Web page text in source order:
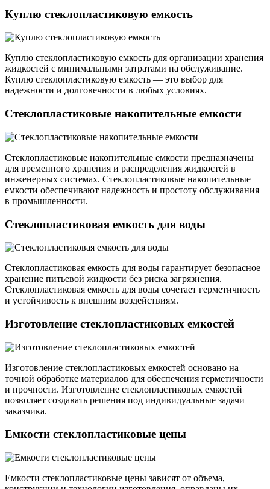
Куплю стеклопластиковую емкость
Куплю стеклопластиковую емкость для организации хранения
жидкостей с минимальными затратами на обслуживание.
Куплю стеклопластиковую емкость — это выбор для
надежности и долговечности в любых условиях.
Стеклопластиковые накопительные емкости
Стеклопластиковые накопительные емкости предназначены
для временного хранения и распределения жидкостей в
инженерных системах. Стеклопластиковые накопительные
емкости обеспечивают надежность и простоту обслуживания
в промышленности.
Стеклопластиковая емкость для воды
Стеклопластиковая емкость для воды гарантирует безопасное
хранение питьевой жидкости без риска загрязнения.
Стеклопластиковая емкость для воды сочетает герметичность
и устойчивость к внешним воздействиям.
Изготовление стеклопластиковых емкостей
Изготовление стеклопластиковых емкостей основано на
точной обработке материалов для обеспечения герметичности
и прочности. Изготовление стеклопластиковых емкостей
позволяет создавать решения под индивидуальные задачи
заказчика.
Емкости стеклопластиковые цены
Емкости стеклопластиковые цены зависят от объема,